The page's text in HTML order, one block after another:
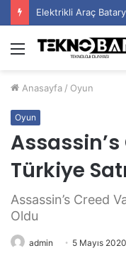
Elektrikli Araç
Menü
Anasayfa / Oyun
Oyun
Türkiye
Assassin’s Creed
Oldu
admin 5 Mayıs 2020